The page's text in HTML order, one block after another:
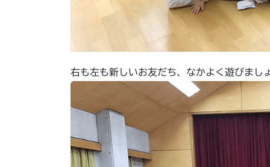
右も左も新しいお友だち、なかよく遊びまし